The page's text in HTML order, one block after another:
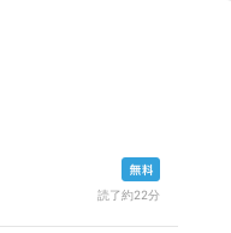
読了約22分